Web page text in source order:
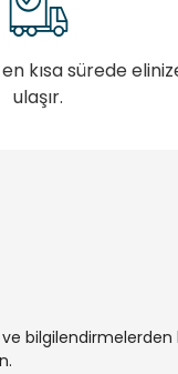
kısa sürede
ulaşır.